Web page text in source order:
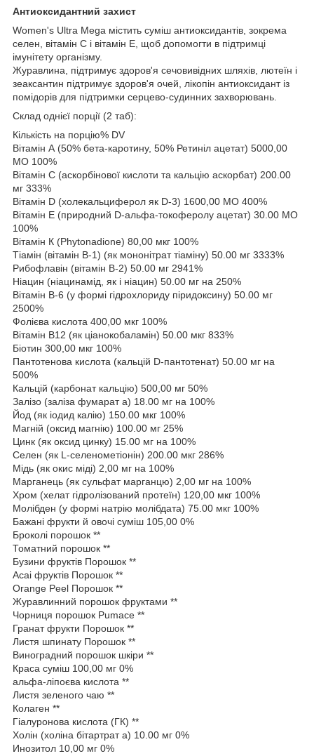
Антиоксидантний захист
Women's Ultra Mega містить суміш антиоксидантів, зокрема
селен, вітамін С і вітамін Е, щоб допомогти в підтримці
імунітету організму.
Журавлина, підтримує здоров'я сечовивідних шляхів, лютеїн і
зеаксантин підтримує здоров'я очей, лікопін антиоксидант із
помідорів для підтримки серцево-судинних захворювань.
Склад однієї порції (2 таб):
Кількість на порцію% DV
Вітамін А (50% бета-каротину, 50% Ретиніл ацетат) 5000,00
МО 100%
Вітамін С (аскорбінової кислоти та кальцію аскорбат) 200.00
мг 333%
Вітамін D (холекальциферол як D-3) 1600,00 МО 400%
Вітамін Е (природний D-альфа-токоферолу ацетат) 30.00 МО
100%
Вітамін К (Phytonadione) 80,00 мкг 100%
Тіамін (вітамін В-1) (як мононітрат тіаміну) 50.00 мг 3333%
Рибофлавін (вітамін B-2) 50.00 мг 2941%
Ніацин (ніацинамід, як і ніацин) 50.00 мг на 250%
Вітамін В-6 (у формі гідрохлориду піридоксину) 50.00 мг
2500%
Фолієва кислота 400,00 мкг 100%
Вітамін В12 (як ціанокобаламін) 50.00 мкг 833%
Біотин 300,00 мкг 100%
Пантотенова кислота (кальцій D-пантотенат) 50.00 мг на
500%
Кальцій (карбонат кальцію) 500,00 мг 50%
Залізо (заліза фумарат а) 18.00 мг на 100%
Йод (як іодид калію) 150.00 мкг 100%
Магній (оксид магнію) 100.00 мг 25%
Цинк (як оксид цинку) 15.00 мг на 100%
Селен (як L-селенометіонін) 200.00 мкг 286%
Мідь (як окис міді) 2,00 мг на 100%
Марганець (як сульфат марганцю) 2,00 мг на 100%
Хром (хелат гідролізований протеїн) 120,00 мкг 100%
Молібден (у формі натрію молібдата) 75.00 мкг 100%
Бажані фрукти й овочі суміш 105,00 0%
Броколі порошок **
Томатний порошок **
Бузини фруктів Порошок **
Acai фруктів Порошок **
Orange Peel Порошок **
Журавлинний порошок фруктами **
Чорниця порошок Pumace **
Гранат фрукти Порошок **
Листя шпинату Порошок **
Виноградний порошок шкіри **
Краса суміш 100,00 мг 0%
альфа-ліпоєва кислота **
Листя зеленого чаю **
Колаген **
Гіалуронова кислота (ГК) **
Холін (холіна бітартрат а) 10.00 мг 0%
Инозитол 10,00 мг 0%